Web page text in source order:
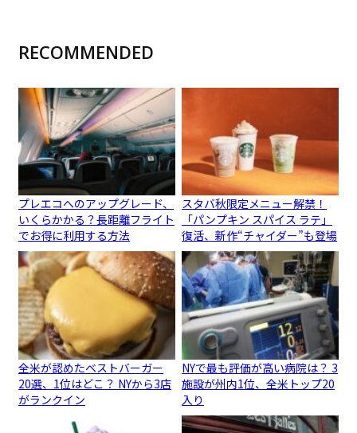
RECOMMENDED
プレエコへのアップグレード、
いくらかかる？長距離フライト
でお得に利用する方法
スタバ秋限定メニュー解禁！
「パンプキン スパイス ラテ」
復活、新作“チャイダー”も登場
全米が認めたベストバーガー
20選、1位はどこ？ NYから3店
がランクイン
NYで最も評価が高い病院は？ 3
施設が州内1位、全米トップ20
入り